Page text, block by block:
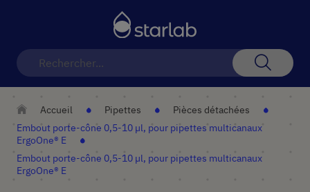
Accueil Pipettes
Pièces détachées
Embout porte-cône 0,5-10 µl, pour pipettes multicanaux
ErgoOne® E
Embout porte-cône 0,5-10 µl, pour pipettes multicanaux
ErgoOne® E